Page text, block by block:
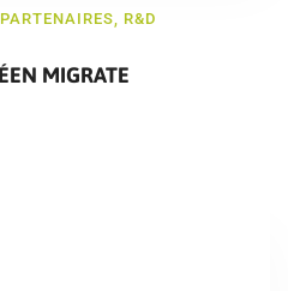
R&D
MIGRATE